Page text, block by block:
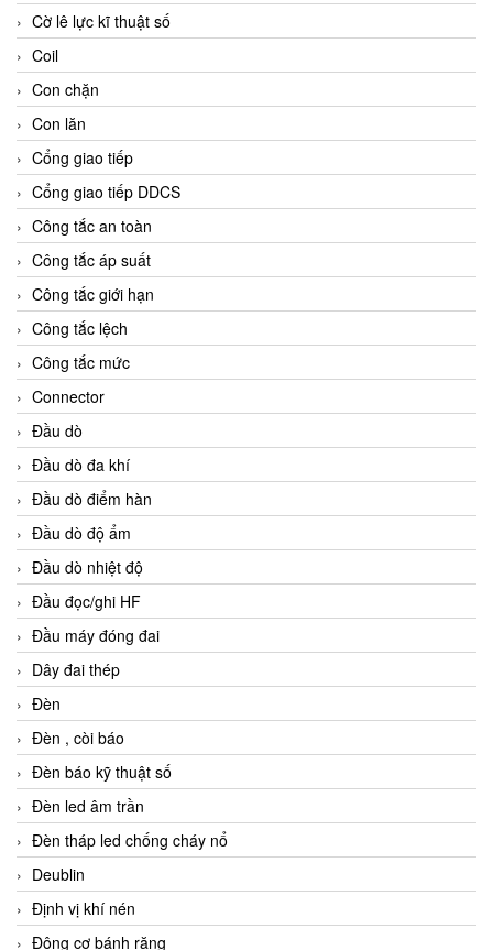
Cờ lê lực kĩ thuật số
Coil
Con chặn
Con lăn
Cổng giao tiếp
Cổng giao tiếp DDCS
Công tắc an toàn
Công tắc áp suất
Công tắc giới hạn
Công tắc lệch
Công tắc mức
Connector
Đầu dò
Đầu dò đa khí
Đầu dò điểm hàn
Đầu dò độ ẩm
Đầu dò nhiệt độ
Đầu đọc/ghi HF
Đầu máy đóng đai
Dây đai thép
Đèn
Đèn , còi báo
Đèn báo kỹ thuật số
Đèn led âm trần
Đèn tháp led chống cháy nổ
Deublin
Định vị khí nén
Động cơ bánh răng